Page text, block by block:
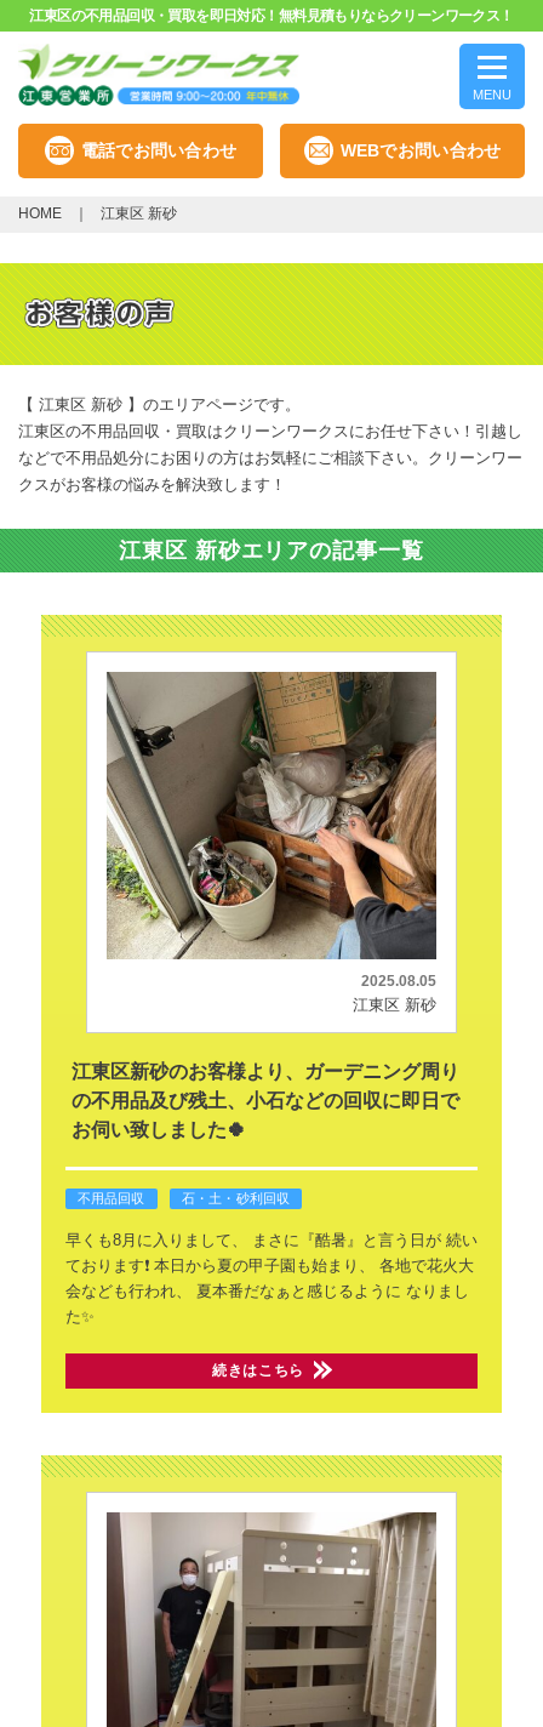
江東区の不用品回収・買取を即日対応！無料見積もりならクリーンワークス！
MENU
電話でお問い合わせ WEBでお問い合わせ
HOME 江東区 新砂
【 江東区 新砂 】のエリアページです。
江東区の不用品回収・買取はクリーンワークスにお任せ下さい！引越し
などで不用品処分にお困りの方はお気軽にご相談下さい。クリーンワー
クスがお客様の悩みを解決致します！
江東区 新砂エリアの記事一覧
2025.08.05
江東区 新砂
江東区新砂のお客様より、ガーデニング周り
の不用品及び残土、小石などの回収に即日で
お伺い致しました🍀
不用品回収 石・土・砂利回収
早くも8月に入りまして、 まさに『酷暑』と言う日が続い
ております❗️ 本日から夏の甲子園も始まり、
各地で花火大
会なども行われ、
夏本番だなぁと感じるように なりまし
た✨
続きはこちら